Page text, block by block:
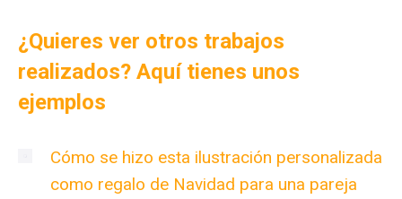
¿Quieres ver otros trabajos
realizados? Aquí tienes unos
ejemplos
Cómo se hizo esta ilustración personalizada
como regalo de Navidad para una pareja